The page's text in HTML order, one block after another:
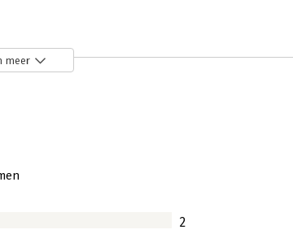
het consumentenbrein
Martin de Munnik wekt met de ronkende claim
neuromarketingopenbaring aller tijden'
met dit boek te laten zien hoe het
meer
2